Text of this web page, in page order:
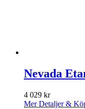
Nevada
4 029 kr
Mer Detaljer &